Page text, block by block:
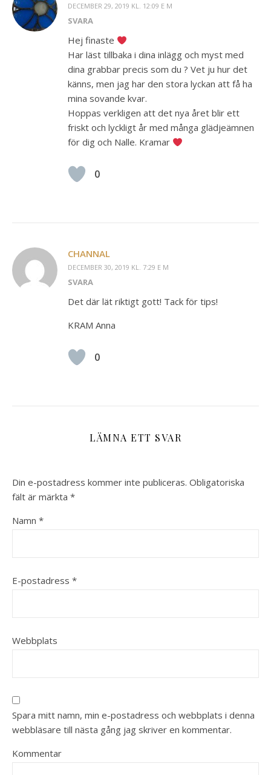
DECEMBER 29, 2019 KL. 12:09 E M
SVARA
Hej finaste
Har läst tillbaka i dina inlägg och myst med
dina grabbar precis som du ? Vet ju hur det
känns, men jag har den stora lyckan att få ha
mina sovande kvar.
Hoppas verkligen att det nya året blir ett
friskt och lyckligt år med många glädjeämnen
för dig och Nalle. Kramar
0
CHANNAL
DECEMBER 30, 2019 KL. 7:29 E M
SVARA
Det där lät riktigt gott! Tack för tips!
KRAM Anna
0
LÄMNA ETT SVAR
Din e-postadress kommer inte publiceras. Obligatoriska
fält är märkta *
Namn *
E-postadress *
Webbplats
Spara mitt namn, min e-postadress och webbplats i denna
webbläsare till nästa gång jag skriver en kommentar.
Kommentar